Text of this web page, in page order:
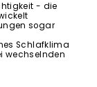
- die
sogar
Schlafklima
wechselnden